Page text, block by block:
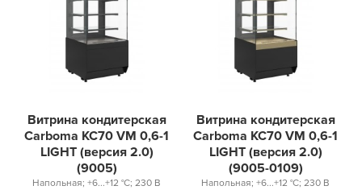
Витрина кондитерская
Carboma KC70 VM 0,6-1
LIGHT (версия 2.0)
(9005)
Напольная; +6...+12 °С; 230 В
Витрина кондитерская
Carboma KC70 VM 0,6-1
LIGHT (версия 2.0)
(9005-0109)
Напольная; +6...+12 °С; 230 В